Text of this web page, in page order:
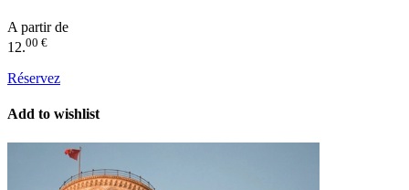
A partir de
12.00 €
Réservez
Add to wishlist